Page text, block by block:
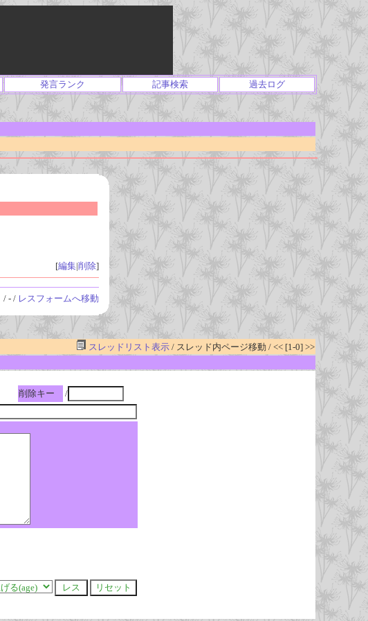
発言ランク 記事検索 過去ログ
[編集|削除]
/ - / レスフォームへ移動
スレッドリスト表示/ スレッド内ページ移動 / << [1-0] >>
削除キー
/